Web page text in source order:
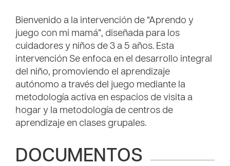
Bienvenido a la intervención de “Aprendo y
juego con mi mamá”, diseñada para los
cuidadores y niños de 3 a 5 años. Esta
intervención Se enfoca en el desarrollo integral
del niño, promoviendo el aprendizaje
autónomo a través del juego mediante la
metodología activa en espacios de visita a
hogar y la metodología de centros de
aprendizaje en clases grupales.
DOCUMENTOS